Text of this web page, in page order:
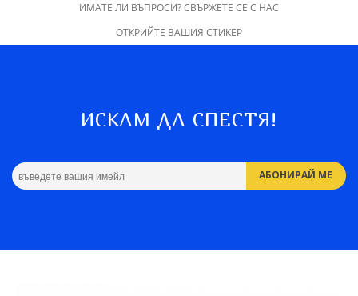
ИМАТЕ ЛИ ВЪПРОСИ? СВЪРЖЕТЕ СЕ С НАС
ОТКРИЙТЕ ВАШИЯ СТИКЕР
ИСКАМ ДА СПЕСТЯ!